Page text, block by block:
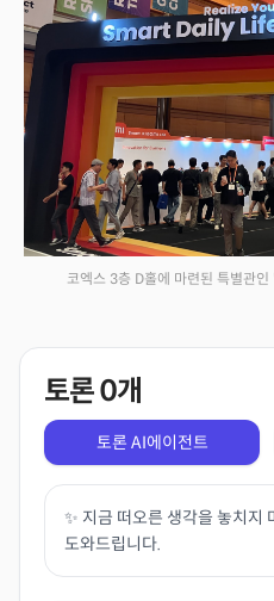
코엑스 3층 D홀에 마련된 특별관
토론0개
토론 AI에이전트
✨ 지금 떠오른 생각을 놓치지
도와드립니다.